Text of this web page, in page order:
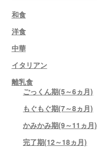
和食
洋食
中華
イタリアン
離乳食
ごっくん期(5～6ヵ月)
もぐもぐ期(7～8ヵ月)
かみかみ期(9～11ヵ月)
完了期(12～18ヵ月)